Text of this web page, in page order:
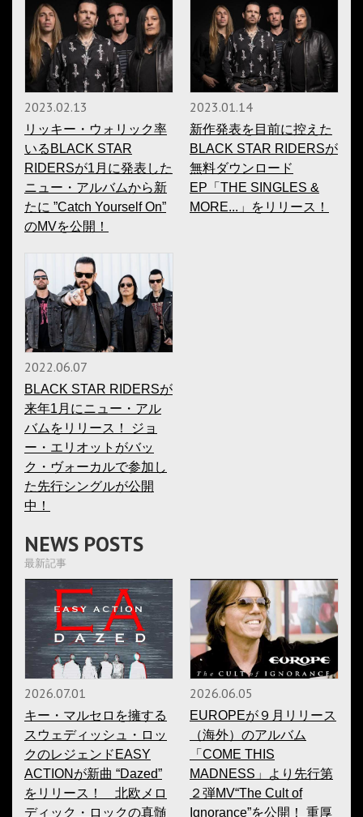
2023.02.13
リッキー・ウォリック率
いるBLACK STAR
RIDERSが1月に発表した
ニュー・アルバムから新
たに ”Catch Yourself On”
のMVを公開！
2023.01.14
新作発表を目前に控えた
BLACK STAR RIDERSが
無料ダウンロード
EP「THE SINGLES &
MORE...」をリリース！
2022.06.07
BLACK STAR RIDERSが
来年1月にニュー・アル
バムをリリース！ ジョ
ー・エリオットがバッ
ク・ヴォーカルで参加し
た先行シングルが公開
中！
NEWS POSTS
最新記事
2026.07.01
キー・マルセロを擁する
スウェディッシュ・ロッ
クのレジェンドEASY
ACTIONが新曲 “Dazed”
をリリース！ 北欧メロ
ディック・ロックの真髄
2026.06.05
EUROPEが９月リリース
（海外）のアルバム
「COME THIS
MADNESS」より先行第
２弾MV“The Cult of
Ignorance”を公開！ 重厚